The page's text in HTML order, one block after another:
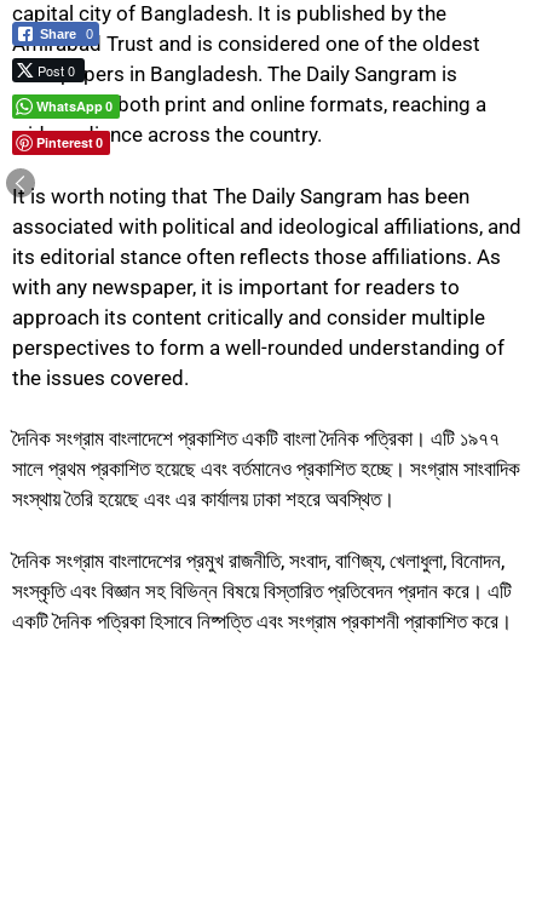
capital city of Bangladesh. It is published by the
Amirabad Trust and is considered one of the oldest
newspapers in Bangladesh. The Daily Sangram is
available in both print and online formats, reaching a
wide audience across the country.
It is worth noting that The Daily Sangram has been
associated with political and ideological affiliations, and
its editorial stance often reflects those affiliations. As
with any newspaper, it is important for readers to
approach its content critically and consider multiple
perspectives to form a well-rounded understanding of
the issues covered.
দৈনিক সংগ্রাম বাংলাদেশে প্রকাশিত একটি বাংলা দৈনিক পত্রিকা। এটি ১৯৭৭
সালে প্রথম প্রকাশিত হয়েছে এবং বর্তমানেও প্রকাশিত হচ্ছে। সংগ্রাম সাংবাদিক
সংস্থায় তৈরি হয়েছে এবং এর কার্যালয় ঢাকা শহরে অবস্থিত।
দৈনিক সংগ্রাম বাংলাদেশের প্রমুখ রাজনীতি, সংবাদ, বাণিজ্য, খেলাধুলা, বিনোদন,
সংস্কৃতি এবং বিজ্ঞান সহ বিভিন্ন বিষয়ে বিস্তারিত প্রতিবেদন প্রদান করে। এটি
একটি দৈনিক পত্রিকা হিসাবে নিষ্পত্তি এবং সংগ্রাম প্রকাশনী প্রাকাশিত করে।
Share 0
Post 0
WhatsApp0
Pinterest0